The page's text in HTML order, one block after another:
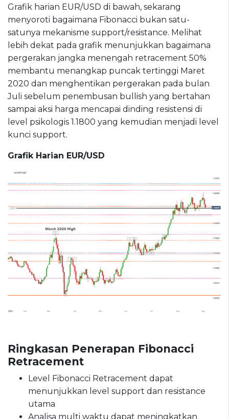
Grafik harian EUR/USD di bawah, sekarang
menyoroti bagaimana Fibonacci bukan satu-
satunya mekanisme support/resistance. Melihat
lebih dekat pada grafik menunjukkan bagaimana
pergerakan jangka menengah retracement 50%
membantu menangkap puncak tertinggi Maret
2020 dan menghentikan pergerakan pada bulan
Juli sebelum penembusan bullish yang bertahan
sampai aksi harga mencapai dinding resistensi di
level psikologis 1.1800 yang kemudian menjadi level
kunci support.
Grafik Harian EUR/USD
Ringkasan Penerapan Fibonacci
Retracement
Level Fibonacci Retracement dapat
menunjukkan level support dan resistance
utama
Analisa multi waktu dapat meningkatkan